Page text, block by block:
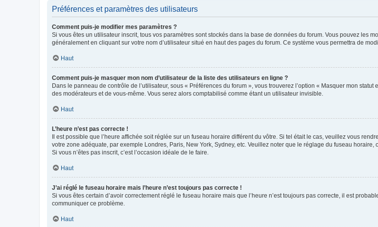
Préférences et paramètres des utilisateurs
Comment puis-je modifier mes paramètres ?
Si vous êtes un utilisateur inscrit, tous vos paramètres sont stockés dans la base de données du forum. Vous pouvez les
généralement en cliquant sur votre nom d’utilisateur situé en haut des pages du forum. Ce système vous permettra de
Haut
Comment puis-je masquer mon nom d’utilisateur de la liste des utilisateurs en ligne ?
Dans le panneau de contrôle de l’utilisateur, sous « Préférences du forum », vous trouverez l’option « Masquer mon
des modérateurs et de vous-même. Vous serez alors comptabilisé comme étant un utilisateur invisible.
Haut
L’heure n’est pas correcte !
Il est possible que l’heure affichée soit réglée sur un fuseau horaire différent du vôtre. Si tel était le cas, veuillez vous
votre zone adéquate, par exemple Londres, Paris, New York, Sydney, etc. Veuillez noter que le réglage du fuseau horaire,
Si vous n’êtes pas inscrit, c’est l’occasion idéale de le faire.
Haut
J’ai réglé le fuseau horaire mais l’heure n’est toujours pas correcte !
Si vous êtes certain d’avoir correctement réglé le fuseau horaire mais que l’heure n’est toujours pas correcte, il est
communiquer ce problème.
Haut